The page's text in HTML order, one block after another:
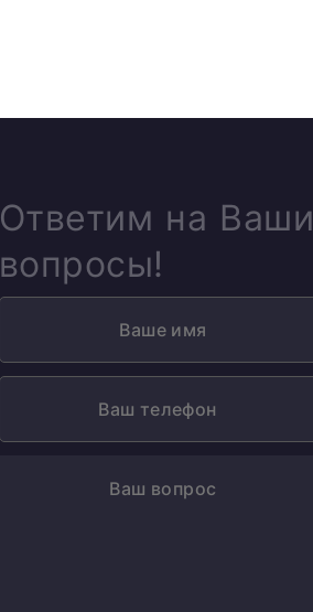
Ответим на Ваши
вопросы!